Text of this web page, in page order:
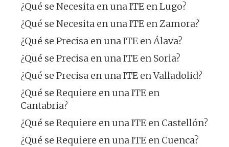
¿Qué se Necesita en una ITE en Lugo?
¿Qué se Necesita en una ITE en Zamora?
¿Qué se Precisa en una ITE en Álava?
¿Qué se Precisa en una ITE en Soria?
¿Qué se Precisa en una ITE en Valladolid?
¿Qué se Requiere en una ITE en
Cantabria?
¿Qué se Requiere en una ITE en Castellón?
¿Qué se Requiere en una ITE en Cuenca?